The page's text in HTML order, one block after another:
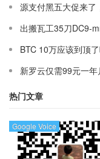
源支付黑五大促来
出搬瓦工35刀DC9-
BTC 10万应该到顶
新罗云仅需99元一
热门文章
Google Voice